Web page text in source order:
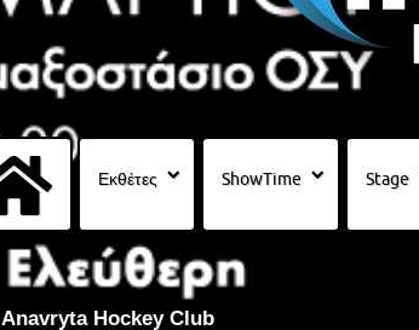
Εκθέτες ShowTime Stage
Anavryta Hockey Club